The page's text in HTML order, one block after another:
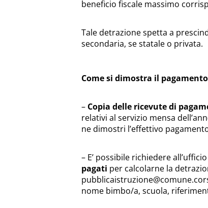
beneficio fiscale massimo
Tale detrazione spetta a
secondaria, se statale o privata.
Come si dimostra il
– Copia delle ricevute di
relativi al servizio mensa
ne dimostri l’effettivo
– E’ possibile richiedere
pagati per calcolarne la
nome bimbo/a, scuola,